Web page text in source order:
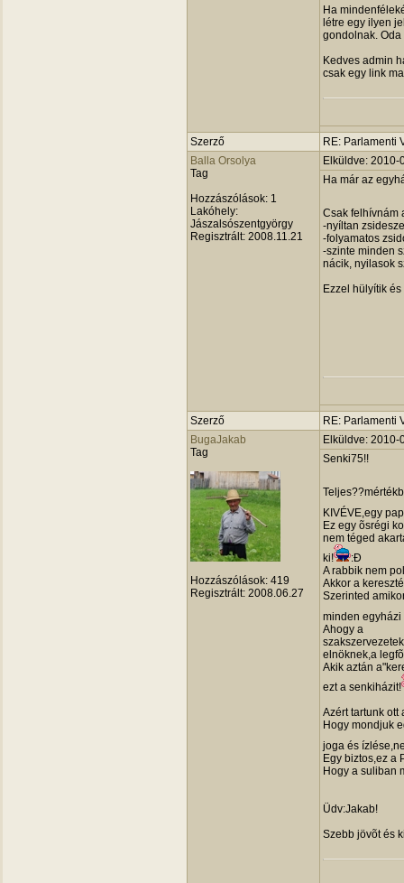
Ha
létre egy ilyen
gondolnak.
Kedves admin
csak egy link
Szerző
RE: Parlamenti
Balla Orsolya
Tag
Hozzászólások: 1
Lakóhely:
Jászalsószentgyörgy
Regisztrált: 2008.11.21
Elküldve: 2010-
Ha már az
Csak felhívnám
-nyíltan
-folyamatos
-szinte minden
nácik, nyilasok
Ezzel hülyítik
Szerző
RE: Parlamenti
BugaJakab
Tag
Hozzászólások: 419
Regisztrált: 2008.06.27
Elküldve: 2010-
Senki75!!
KIVÉVE,egy
Ez egy õsrégi
nem téged
ki!
:Ð
A rabbik nem
Akkor a
Szerinted
minden
Ahogy a
elnöknek,a
Akik aztán
ezt a senkiházit!
Azért tartunk ott
Hogy mondjuk
joga és
Egy biztos,ez a
Hogy a suliban
Üdv:Jakab!
Szebb jövõt és